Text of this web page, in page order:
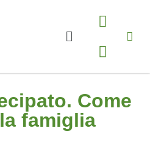
Come
famiglia